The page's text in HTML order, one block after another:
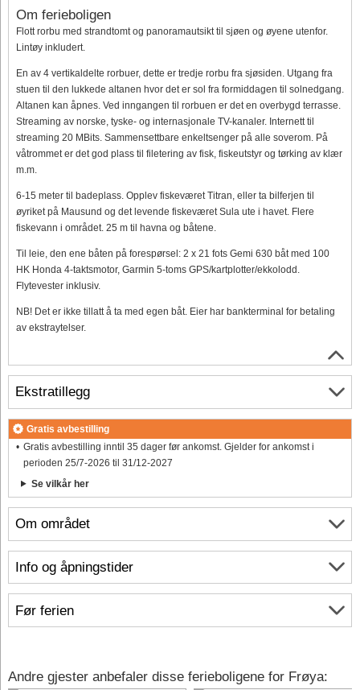
Om ferieboligen
Flott rorbu med strandtomt og panoramautsikt til sjøen og øyene utenfor.
Lintøy inkludert.
En av 4 vertikaldelte rorbuer, dette er tredje rorbu fra sjøsiden. Utgang fra
stuen til den lukkede altanen hvor det er sol fra formiddagen til solnedgang.
Altanen kan åpnes. Ved inngangen til rorbuen er det en overbygd terrasse.
Streaming av norske, tyske- og internasjonale TV-kanaler. Internett til
streaming 20 MBits. Sammensettbare enkeltsenger på alle soverom. På
våtrommet er det god plass til filetering av fisk, fiskeutstyr og tørking av klær
m.m.
6-15 meter til badeplass. Opplev fiskeværet Titran, eller ta bilferjen til
øyriket på Mausund og det levende fiskeværet Sula ute i havet. Flere
fiskevann i området. 25 m til havna og båtene.
Til leie, den ene båten på forespørsel: 2 x 21 fots Gemi 630 båt med 100
HK Honda 4-taktsmotor, Garmin 5-toms GPS/kartplotter/ekkolodd.
Flytevester inklusiv.
NB! Det er ikke tillatt å ta med egen båt. Eier har bankterminal for betaling
av ekstraytelser.
Om området
Info og åpningstider
Før ferien
Ekstratillegg
Gratis avbestilling
Gratis avbestilling inntil 35 dager før ankomst. Gjelder for ankomst i
perioden 25/7-2026 til 31/12-2027
Se vilkår her
Andre gjester anbefaler disse ferieboligene for Frøya: